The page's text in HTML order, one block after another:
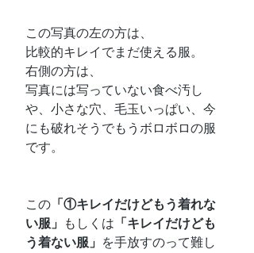
この写真の左の方は、
比較的キレイでまだ使える服。
右側の方は、
写真には写っていない食べ汚し
や、小さな穴、毛玉いっぱい、今
にも破れそうでもうボロボロの服
です。
この 「①キレイだけどもう着れな
い服」 もしくは 「キレイだけども
う着ない服」 を手放すのって難し